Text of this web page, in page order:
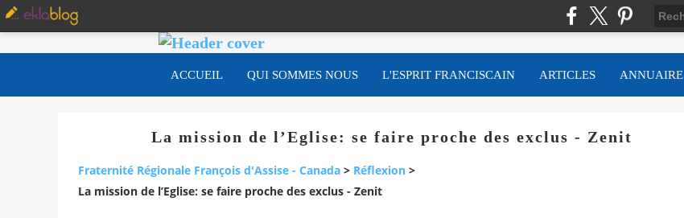
ACCUEIL QUI SOMMES NOUS L'ESPRIT FRANCISCAIN ARTICLES ANNUAIRE
La mission de l’Eglise: se faire proche des exclus - Zenit
Fraternité Régionale François d'Assise - Canada > Réflexion >
La mission de l’Eglise: se faire proche des exclus - Zenit